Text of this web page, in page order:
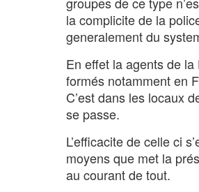
la complicite de la
generalement du
En effet la agents de
formés notamment en
C’est dans les locaux
se passe.
L’efficacite de celle ci
moyens que met la
au courant de tout.